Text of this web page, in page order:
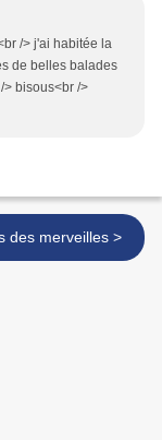
/> j'ai habitée la
de belles balades
> bisous<br />
Au Pays des merveilles >